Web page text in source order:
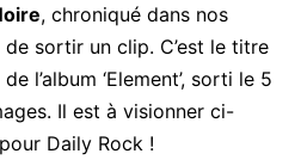
, chroniqué dans nos
sortir un clip. C’est le titre
l’album ‘Element’, sorti le 5
Il est à visionner ci-
Daily Rock !